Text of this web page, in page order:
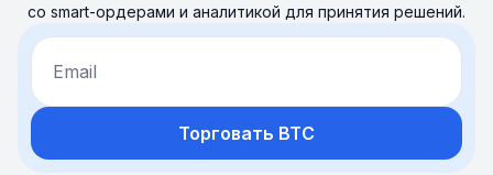
со smart-ордерами и аналитикой для принятия решений.
Email
Торговать BTC